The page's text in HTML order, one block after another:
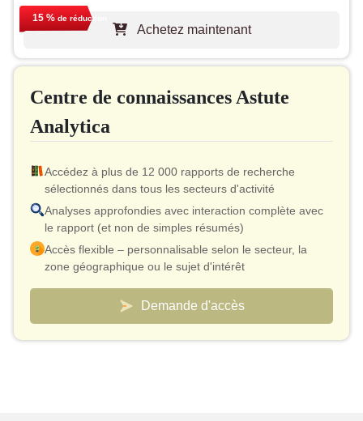
Assistance d'un analyste pendant 1 an
Mise à jour gratuite du rapport lors du prochain cycle
Autorisation d'imprimer
15 % de réduction
Achetez maintenant
Centre de connaissances Astute
Analytica
Accédez à plus de 12 000 rapports de recherche
sélectionnés dans tous les secteurs d'activité
Analyses approfondies avec interaction complète avec
le rapport (et non de simples résumés)
Accès flexible – personnalisable selon le secteur, la
zone géographique ou le sujet d'intérêt
Modèle de tarification intelligent – ​​coût effectif aussi bas
que 10 $ par rapport
Un accès analyste est inclus pour la validation et les
clarifications rapides
Demande d'accès